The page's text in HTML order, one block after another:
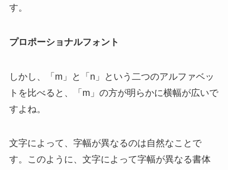
す。
プロポーショナルフォント
しかし、「m」と「n」という二つのアルファベッ
トを比べると、「m」の方が明らかに横幅が広いで
すよね。
文字によって、字幅が異なるのは自然なことで
す。このように、文字によって字幅が異なる書体